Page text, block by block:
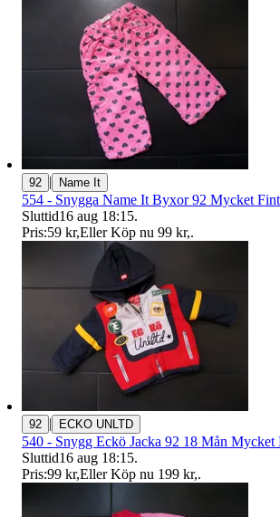
92 | Name It
554 - Snygga Name It Byxor 92 Mycket
Sluttid16 aug 18:15.
Pris:59 kr,Eller Köp nu 99 kr,.
92 | ECKO UNLTD
540 - Snygg Eckö Jacka 92 18 Mån Mycket
Sluttid16 aug 18:15.
Pris:99 kr,Eller Köp nu 199 kr,.